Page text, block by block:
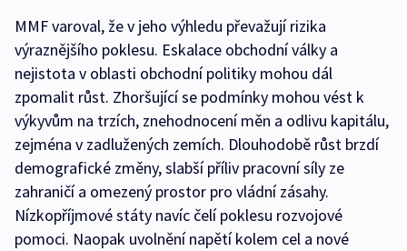
MMF varoval, že v jeho výhledu převažují rizika
výraznějšího poklesu. Eskalace obchodní války a
nejistota v oblasti obchodní politiky mohou dál
zpomalit růst. Zhoršující se podmínky mohou vést k
výkyvům na trzích, znehodnocení měn a odlivu kapitálu,
zejména v zadlužených zemích. Dlouhodobě růst brzdí
demografické změny, slabší příliv pracovní síly ze
zahraničí a omezený prostor pro vládní zásahy.
Nízkopříjmové státy navíc čelí poklesu rozvojové
pomoci. Naopak uvolnění napětí kolem cel a nové